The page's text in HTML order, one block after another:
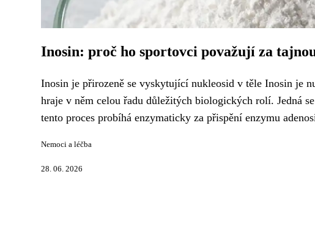
Inosin: proč ho sportovci považují za
Inosin je přirozeně se vyskytující nukleosid v těle Inosin je
hraje v něm celou řadu důležitých biologických rolí. Jedná
tento proces probíhá enzymaticky za přispění enzymu
Nemoci a léčba
28. 06. 2026